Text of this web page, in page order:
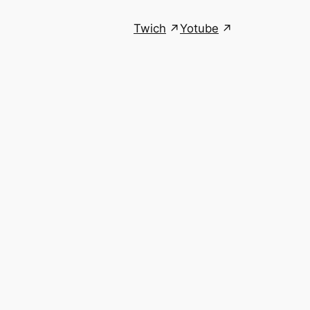
Twich Yotube